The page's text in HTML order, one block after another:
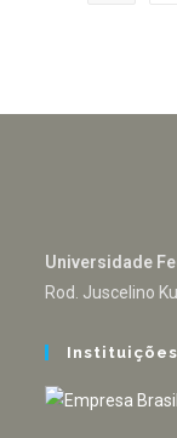
Universidade
Rod. Juscelino